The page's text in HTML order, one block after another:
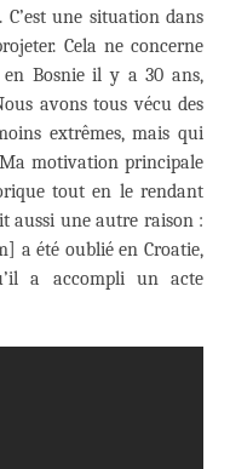
une situation dans
Cela ne concerne
en Bosnie il y a 30 ans,
avons tous vécu des
extrêmes, mais qui
motivation principale
tout en le rendant
aussi une autre raison :
a été oublié en Croatie,
a accompli un acte